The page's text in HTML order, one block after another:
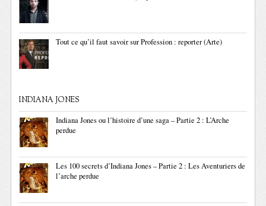
Tout ce qu’il faut savoir sur Profession : reporter (Arte)
INDIANA JONES
Indiana Jones ou l’histoire d’une saga – Partie 2 : L’Arche
perdue
Les 100 secrets d’Indiana Jones – Partie 2 : Les Aventuriers de
l’arche perdue